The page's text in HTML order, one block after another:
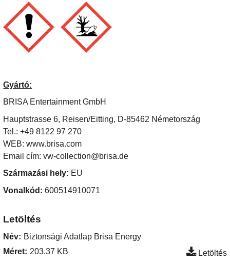
Gyártó:
BRISA Entertainment GmbH
Hauptstrasse 6, Reisen/Eitting, D-85462 Németország
Tel.: +49 8122 97 270
WEB: www.brisa.com
Email cím: vw-collection@brisa.de
Származási hely: EU
Vonalkód:600514910071
Letöltés
Név: Biztonsági Adatlap Brisa Energy
Méret: 203.37 KB Letöltés